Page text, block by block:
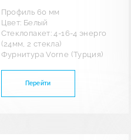
Профиль 60 мм
Цвет: Белый
Стеклопакет: 4-16-4 энерго
(24мм, 2 стекла)
Фурнитура Vorne (Турция)
Перейти